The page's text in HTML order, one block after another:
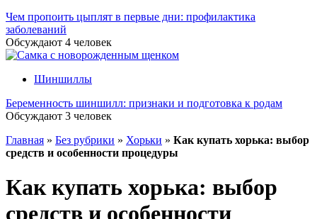
Чем пропоить цыплят в первые дни: профилактика
заболеваний
Обсуждают 4 человек
Шиншиллы
Беременность шиншилл: признаки и подготовка к родам
Обсуждают 3 человек
Главная » Без рубрики » Хорьки » Как купать хорька: выбор
средств и особенности процедуры
Как купать хорька: выбор
средств и особенности